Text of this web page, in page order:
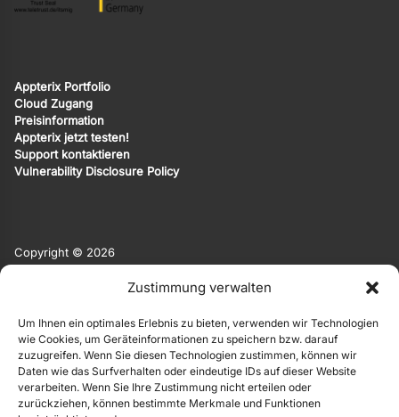
Zustimmung verwalten
Um Ihnen ein optimales Erlebnis zu bieten, verwenden wir Technologien
wie Cookies, um Geräteinformationen zu speichern bzw. darauf
zuzugreifen. Wenn Sie diesen Technologien zustimmen, können wir
Daten wie das Surfverhalten oder eindeutige IDs auf dieser Website
verarbeiten. Wenn Sie Ihre Zustimmung nicht erteilen oder
zurückziehen, können bestimmte Merkmale und Funktionen
Appterix Portfolio
Cloud Zugang
Preisinformation
Appterix jetzt testen!
Support kontaktieren
Vulnerability Disclosure Policy
Copyright © 2026
Appterix ist eine Marke von EgoMind.
Die Originalsprache der Website ist Deutsch. Weitere Sprachen
werden automatisiert und KI-basiert angeboten. Hierauf
übernehmen wir keine Gewähr.